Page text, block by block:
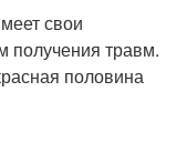
свои
получения травм.
половина